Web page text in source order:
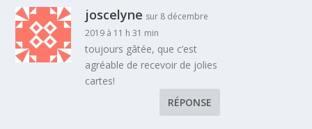
joscelyne sur 8 décembre
2019 à 11 h 31 min
toujours gâtée, que c’est
agréable de recevoir de jolies
cartes!
RÉPONSE